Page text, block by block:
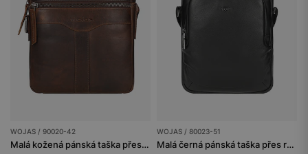
WOJAS / 90020-42
Malá kožená pánská taška přes rameno v hnědé barvě
WOJAS / 80023-51
Malá černá pánská taška přes rameno